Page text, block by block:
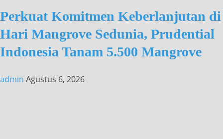
Perkuat Komitmen Keberlanjutan di
Hari Mangrove Sedunia, Prudential
Indonesia Tanam 5.500 Mangrove
admin Agustus 6, 2026